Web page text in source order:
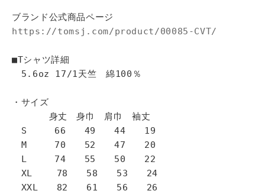
ブランド公式商品ページ
https://tomsj.com/product/00085-CVT/
■Tシャツ詳細
5.6oz 17/1天竺 綿100％
・サイズ
身丈 身巾 肩巾 袖丈
S 66 49 44 19
M 70 52 47 20
L 74 55 50 22
XL 78 58 53 24
XXL 82 61 56 26